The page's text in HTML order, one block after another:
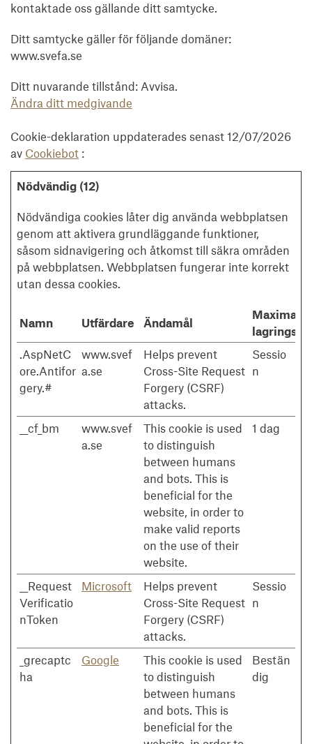
kontaktade oss gällande ditt samtycke.
Ditt samtycke gäller för följande domäner:
www.svefa.se
Ditt nuvarande tillstånd: Avvisa.
Ändra ditt medgivande
Cookie-deklaration uppdaterades senast 12/07/2026
av Cookiebot :
Nödvändig (12)
Nödvändiga cookies låter dig använda webbplatsen
genom att aktivera grundläggande funktioner,
såsom sidnavigering och åtkomst till säkra områden
på webbplatsen. Webbplatsen fungerar inte korrekt
utan dessa cookies.
Namn Utfärdare Ändamål
Maximal
lagringstid
.AspNetC
ore.Antifor
gery.#
www.svef
a.se
Helps prevent
Cross-Site Request
Forgery (CSRF)
attacks.
Sessio
n
__cf_bm
www.svef
a.se
This cookie is used
to distinguish
between humans
and bots. This is
beneficial for the
website, in order to
make valid reports
on the use of their
website.
1 dag
__Request
Verificatio
nToken
Microsoft
Helps prevent
Cross-Site Request
Forgery (CSRF)
attacks.
Sessio
n
_grecaptc
ha
Google
This cookie is used
to distinguish
between humans
and bots. This is
beneficial for the
Bestän
dig